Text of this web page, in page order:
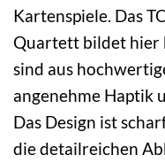
Kartenspiele. Das
Quartett bildet hier
sind aus
angenehme Haptik
Das Design ist
die detailreichen